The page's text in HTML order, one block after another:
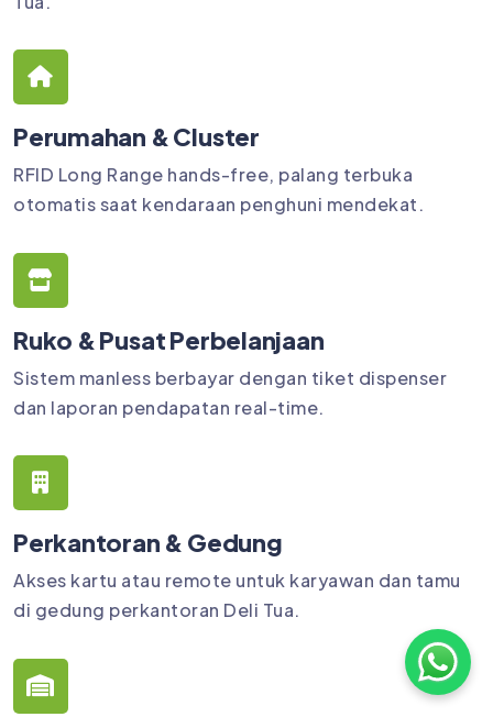
Perumahan & Cluster
RFID Long Range hands-free, palang terbuka
otomatis saat kendaraan penghuni mendekat.
Ruko & Pusat Perbelanjaan
Sistem manless berbayar dengan tiket dispenser
dan laporan pendapatan real-time.
Perkantoran & Gedung
Akses kartu atau remote untuk karyawan dan tamu
di gedung perkantoran Deli Tua.